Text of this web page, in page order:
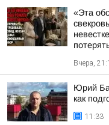
«Эта
Вчера,
Юрий
как
11:33